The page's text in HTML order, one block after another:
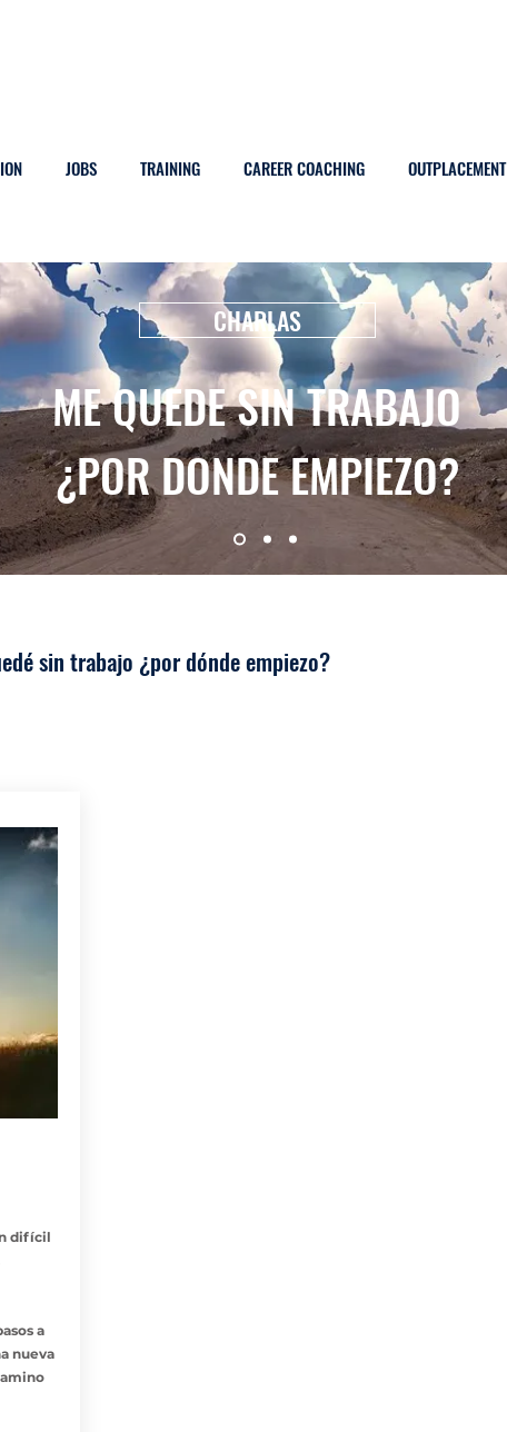
JOBS TRAINING CAREER COACHING OUTPLACEMENT
CHARLAS
ME QUEDE SIN TRABAJO
¿POR DONDE EMPIEZO?
sin trabajo ¿por dónde empiezo?
difícil
a
nueva